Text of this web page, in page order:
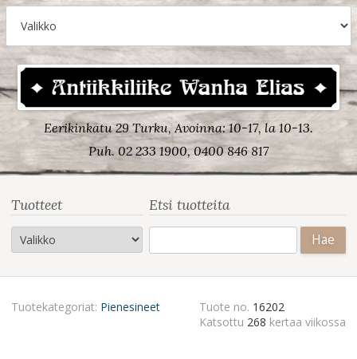
Eerikinkatu 29 Turku, Avoinna: 10-17, la 10-13.
Puh. 02 233 1900, 0400 846 817
Tuotteet Etsi tuotteita
Tuotekategoriat: Pienesineet Tuote no. 16202
Katsottu 268 kertaa viikossa